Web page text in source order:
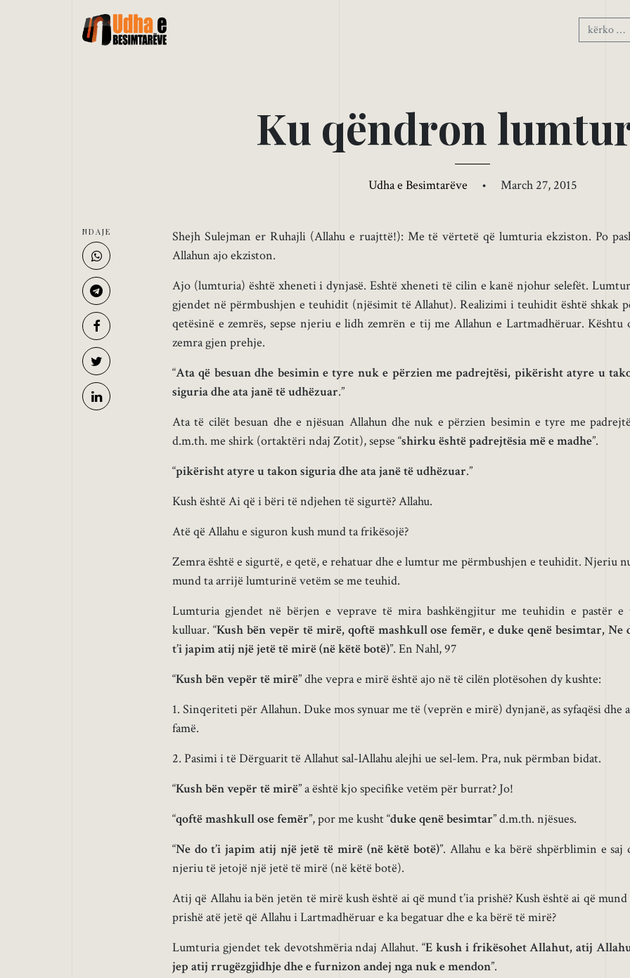
Ku qëndron lumtu
Udha e Besimtarëve • March 27, 2015
Shejh Sulejman er Ruhajli (Allahu e ruajttë!): Me të vërtetë që lumturia ekziston. Po
Allahun ajo ekziston.
Ajo (lumturia) është xheneti i dynjasë. Eshtë xheneti të cilin e kanë njohur selefët.
gjendet në përmbushjen e teuhidit (njësimit të Allahut). Realizimi i teuhidit është shkak
qetësinë e zemrës, sepse njeriu e lidh zemrën e tij me Allahun e Lartmadhëruar. Kështu
zemra gjen prehje.
“Ata që besuan dhe besimin e tyre nuk e përzien me padrejtësi, pikërishtatyre u
siguriadhe ata janë të udhëzuar.”
Ata të cilët besuan dhe e njësuan Allahun dhe nuk e përzien besimin e tyre me
d.m.th. me shirk (ortaktëri ndaj Zotit), sepse “shirku është padrejtësia më e madhe”.
“pikërishtatyreu takon siguriadhe ata janë të udhëzuar.”
Kush është Ai që i bëri të ndjehen të sigurtë? Allahu.
Atë që Allahu e siguron kush mund ta frikësojë?
Zemra është e sigurtë, e qetë, e rehatuar dhe e lumtur me përmbushjen e teuhidit. Njeriu
mund ta arrijë lumturinë vetëm se me teuhid.
Lumturia gjendet në bërjen e veprave të mira bashkëngjitur me teuhidin e pastër e
kulluar. “Kush bën vepër të mirë, qoftë mashkull ose femër, e duke qenë besimtar, Ne
t’i japim atij një jetë të mirë (në këtë botë)”. En Nahl, 97
“Kush bën vepër të mirë” dhe vepra e mirë është ajo në të cilën plotësohen dy kushte:
1. Sinqeriteti për Allahun. Duke mos synuar me të (veprën e mirë) dynjanë, as syfaqësi dhe
famë.
2. Pasimi i të Dërguarit të Allahut sal-lAllahu alejhi ue sel-lem. Pra, nuk përmban bidat.
“Kush bën vepër të mirë” a është kjo specifike vetëm për burrat? Jo!
“qoftë mashkull ose femër”, por me kusht “duke qenë besimtar” d.m.th. njësues.
“Ne do t’i japim atij një jetë të mirë (në këtë botë)”. Allahu e ka bërë shpërblimin e saj
njeriu të jetojë një jetë të mirë (në këtë botë).
Atij që Allahu ia bën jetën të mirë kush është ai që mund t’ia prishë? Kush është ai që mund
prishë atë jetë që Allahu i Lartmadhëruar e ka begatuar dhe e ka bërë të mirë?
Lumturia gjendet tek devotshmëria ndaj Allahut. “E kush i frikësohet Allahut, atij
jep atij rrugëzgjidhjedhe e furnizon andej nga nuk e mendon”.
NDAJE